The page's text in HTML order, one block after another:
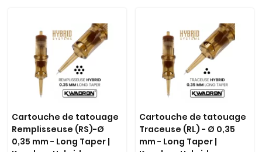
Cartouche de tatouage
Remplisseuse (RS)-Ø
0,35 mm - Long Taper |
Cartouche de tatouage
Traceuse (RL) - Ø 0,35
mm - Long Taper |